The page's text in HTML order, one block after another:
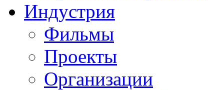
Индустрия
Фильмы
Проекты
Организации